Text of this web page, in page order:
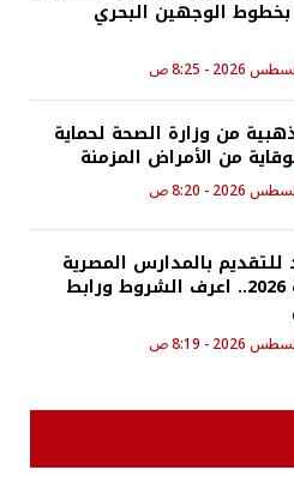
بخطوط الوجهين البحري
ذهبية من وزارة الصحة لحماية
من الأمراض المزمنة
للتقديم بالمدارس المصرية
الإيطالية 2026.. اعرف الشروط ورابط